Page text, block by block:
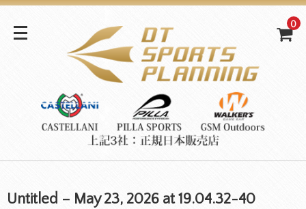
0
Untitled – May 23, 2026 at 19.04.32-40